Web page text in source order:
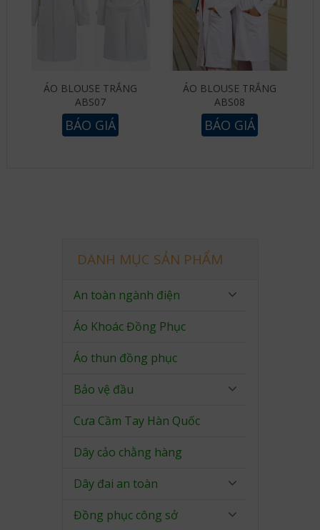
ÁO BLOUSE TRẮNG
ABS07
BÁO GIÁ
ÁO BLOUSE TRẮNG
ABS08
BÁO GIÁ
DANH MỤC SẢN PHẨM
An toàn ngành điện
Áo Khoác Đồng Phục
Áo thun đồng phục
Bảo vệ đầu
Cưa Cầm Tay Hàn Quốc
Dây cảo chằng hàng
Dây đai an toàn
Đồng phục công sở